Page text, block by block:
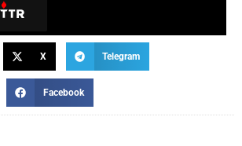
X Telegram
Facebook